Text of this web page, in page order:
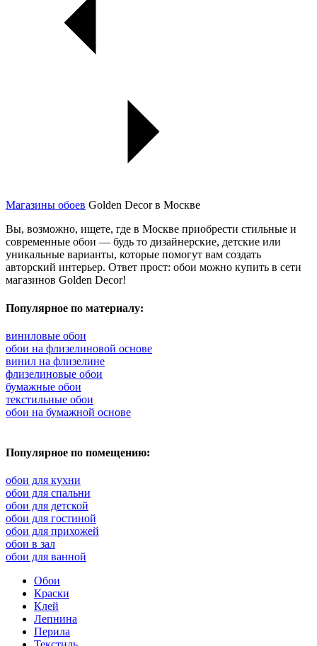
Магазины обоев Golden Decor в Москве
Вы, возможно, ищете, где в Москве приобрести стильные и
современные обои — будь то дизайнерские, детские или
уникальные варианты, которые помогут вам создать
авторский интерьер. Ответ прост: обои можно купить в сети
магазинов Golden Decor!
Популярное по материалу:
виниловые обои
обои на флизелиновой основе
винил на флизелине
флизелиновые обои
бумажные обои
текстильные обои
обои на бумажной основе
Популярное по помещению:
обои для кухни
обои для спальни
обои для детской
обои для гостиной
обои для прихожей
обои в зал
обои для ванной
Обои
Краски
Клей
Лепнина
Перила